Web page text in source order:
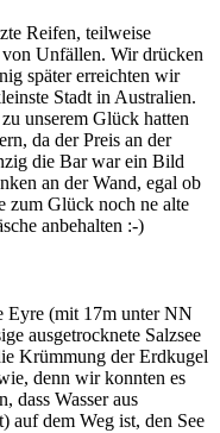
Reifen, teilweise
von Unfällen. Wir drücken
später erreichten wir
Stadt in Australien.
unserem Glück hatten
da der Preis an der
die Bar war ein Bild
an der Wand, egal ob
zum Glück noch ne alte
anbehalten :-)
Eyre (mit 17m unter NN
ausgetrocknete Salzsee
Krümmung der Erdkugel
denn wir konnten es
dass Wasser aus
auf dem Weg ist, den See